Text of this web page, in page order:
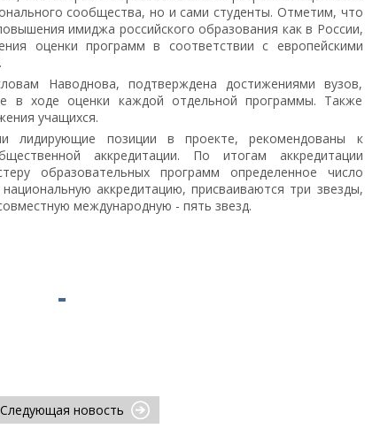
сообщества, но и сами студенты. Отметим, что
имиджа российского образования как в России,
оценки программ в соответствии с европейскими
Наводнова, подтверждена достижениями вузов,
в ходе оценки каждой отдельной программы. Также
учащихся.
лидирующие позиции в проекте, рекомендованы к
аккредитации. По итогам аккредитации
образовательных программ определенное число
аккредитацию, присваиваются три звезды,
международную - пять звезд.
Следующая новость